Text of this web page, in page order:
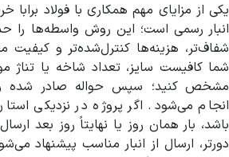
یکی از مزایای مهم همکاری با فولاد برابا
انبار رسمی است؛ این روش واسطه‌ها را
شفاف‌تر، هزینه‌ها کنترل‌شده‌تر و
شما کافیست سایز، تعداد شاخه یا تناژ
مشخص کنید؛ سپس حواله صادر شده و
انجام می‌شود. اگر پروژه در نزدیکی
باشد، بار همان روز یا نهایتاً روز بعد
دورتر، ارسال از انبار مناسب پیشنهاد